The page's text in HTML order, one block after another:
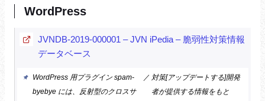
WordPress
JVNDB-2019-000001 – JVN iPedia – 脆弱性対策情報
データベース
WordPress 用プラグイン spam-
byebye には、反射型のクロスサ
／ 対策[アップデートする]開発
者が提供する情報をもと